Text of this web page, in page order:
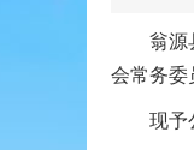
翁源县
会常务委
现予公